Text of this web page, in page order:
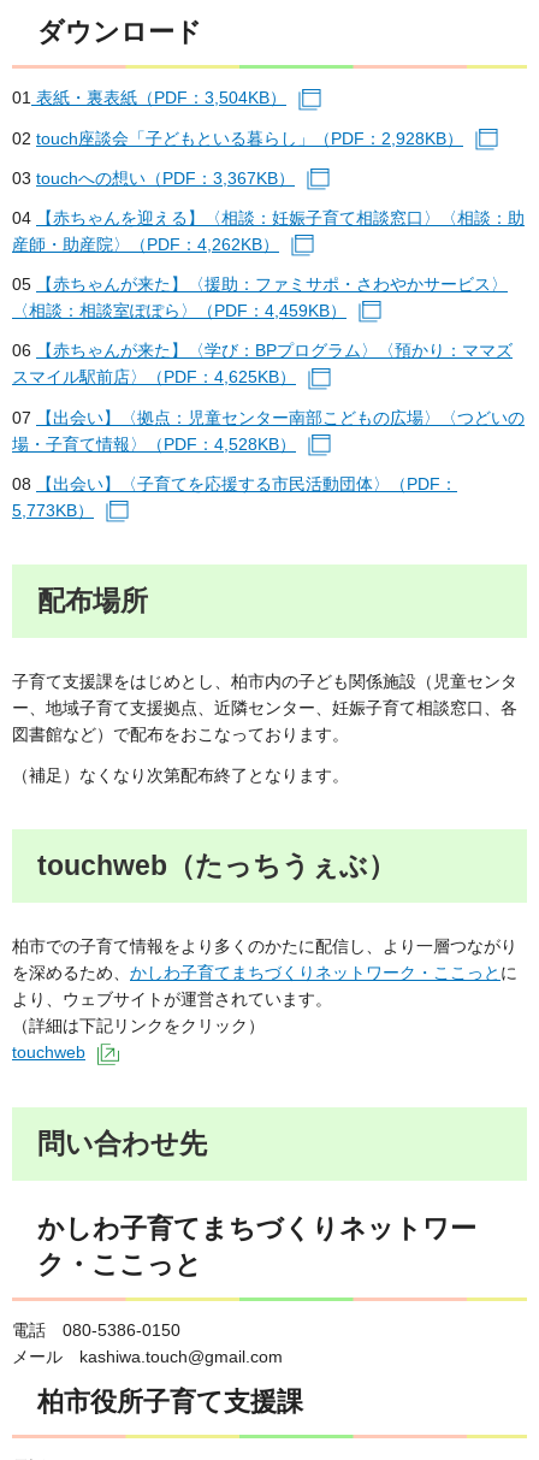
ダウンロード
01 表紙・裏表紙（PDF：3,504KB）
02 touch座談会「子どもといる暮らし」（PDF：2,928KB）
03 touchへの想い（PDF：3,367KB）
04
【赤ちゃんを迎える】〈相談：妊娠子育て相談窓口〉〈相談：助
産師・助産院〉（PDF：4,262KB）
05
【赤ちゃんが来た】〈援助：ファミサポ・さわやかサービス〉
〈相談：相談室ぽぽら〉（PDF：4,459KB）
06
【赤ちゃんが来た】〈学び：BPプログラム〉〈預かり：ママズ
スマイル駅前店〉（PDF：4,625KB）
07
【出会い】〈拠点：児童センター南部こどもの広場〉〈つどいの
場・子育て情報〉（PDF：4,528KB）
08
【出会い】〈子育てを応援する市民活動団体〉（PDF：
5,773KB）
配布場所
子育て支援課をはじめとし、柏市内の子ども関係施設（児童センタ
ー、地域子育て支援拠点、近隣センター、妊娠子育て相談窓口、各
図書館など）で配布をおこなっております。
（補足）なくなり次第配布終了となります。
touchweb（たっちうぇぶ）
柏市での子育て情報をより多くのかたに配信し、より一層つながり
を深めるため、 かしわ子育てまちづくりネットワーク・ここっと に
より、ウェブサイトが運営されています。
（詳細は下記リンクをクリック）
touchweb
問い合わせ先
かしわ子育てまちづくりネットワー
ク・ここっと
電話 080-5386-0150
メール kashiwa.touch@gmail.com
柏市役所子育て支援課